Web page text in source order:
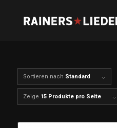
Sortieren nach Standard
Zeige 15 Produkte pro Seite